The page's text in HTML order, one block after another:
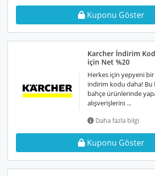
Kuponu Göster
Karcher İndirim
için Net %20
Herkes için yepyeni
indirim kodu daha! Bu
bahçe ürünlerinde
alışverişlerini ...
Daha fazla bilgi
Kuponu Göster